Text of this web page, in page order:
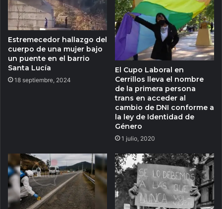
Estremecedor hallazgo del
cuerpo de una mujer bajo
un puente en el barrio
Santa Lucía
18 septiembre, 2024
El Cupo Laboral en
Cerrillos lleva el nombre
de la primera persona
trans en acceder al
cambio de DNI conforme a
la ley de Identidad de
Género
1 julio, 2020